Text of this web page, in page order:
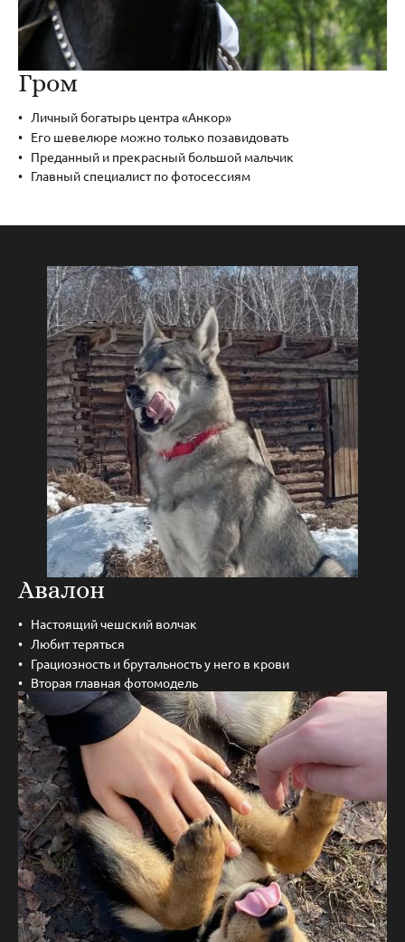
Гром
Личный богатырь центра «Анкор»
Его шевелюре можно только позавидовать
Преданный и прекрасный большой мальчик
Главный специалист по фотосессиям
Авалон
Настоящий чешский волчак
Любит теряться
Грациозность и брутальность у него в крови
Вторая главная фотомодель